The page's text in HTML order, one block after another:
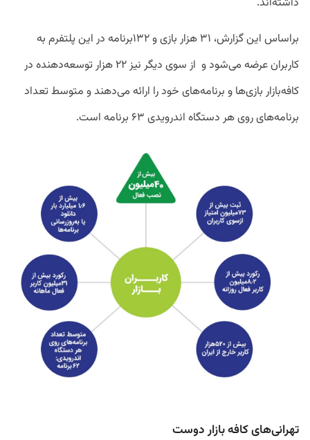
براساس این گزارش، ۳۱ هزار بازی و ۱۳۲برنامه در این پلتفرم به
کاربران عرضه می‌شود و از سوی دیگر نیز ۲۲ هزار توسعه‌دهنده در
کافه‌بازار بازی‌ها و برنامه‌های خود را ارائه می‌دهند و متوسط تعداد
برنامه‌های روی هر دستگاه اندرویدی ۶۳ برنامه است.
تهرانی‌های کافه بازار دوست